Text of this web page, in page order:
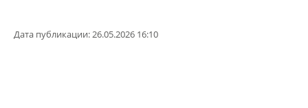
Дата публикации: 26.05.2026 16:10